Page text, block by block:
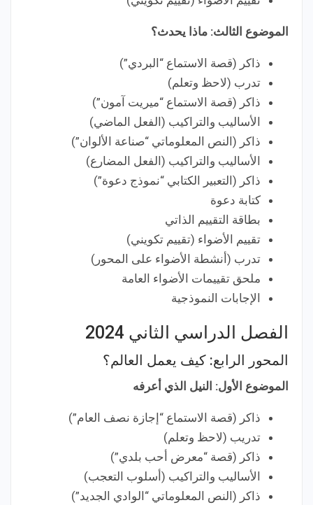
الموضوع الثالث: ماذا يحدث؟
ذاكر (قصة الاستماع “البردي”)
تدرب (لاحظ وتعلم)
ذاكر (قصة الاستماع “ميريت آمون”)
الأساليب والتراكيب (الفعل الماضي)
ذاكر (النص المعلوماتي “صناعة الألوان”)
الأساليب والتراكيب (الفعل المضارع)
ذاكر (التعبير الكتابي “نموذج دعوة”)
كتابة دعوة
بطاقة التقييم الذاتي
تقييم الأضواء (تقييم تكويني)
تدرب (أنشطة الأضواء على المحور)
ملحق تقييمات الأضواء العامة
الإجابات النموذجية
الفصل الدراسي الثاني 2024
المحور الرابع: كيف يعمل العالم؟
الموضوع الأول: النيل الذي أعرفه
ذاكر (قصة الاستماع “إجازة نصف العام”)
تدريب (لاحظ وتعلم)
ذاكر (قصة “معرض أحب بلدي”)
الأساليب والتراكيب (أسلوب التعجب)
ذاكر (النص المعلوماتي “الوادي الجديد”)